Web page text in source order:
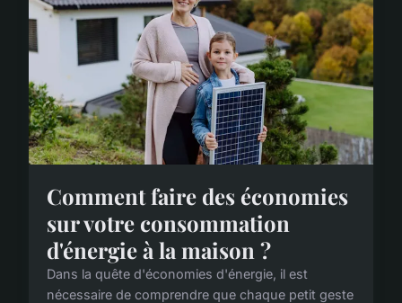
Comment faire des économies
sur votre consommation
d'énergie à la maison ?
Dans la quête d'économies d'énergie, il est
nécessaire de comprendre que chaque petit geste